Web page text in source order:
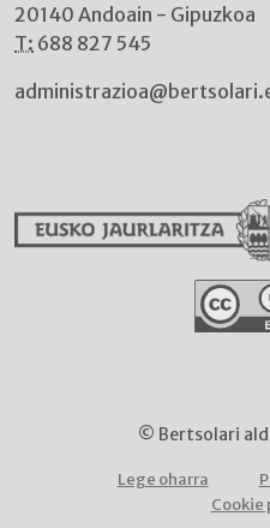
20140 Andoain - Gipuzkoa
T: 688 827 545
© Bertsolari
Lege oharra
Cookie